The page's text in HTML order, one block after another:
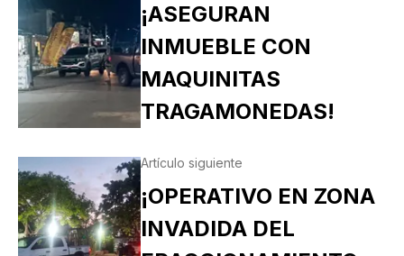
¡ASEGURAN
INMUEBLE CON
MAQUINITAS
TRAGAMONEDAS!
Artículo siguiente
¡OPERATIVO EN ZONA
INVADIDA DEL